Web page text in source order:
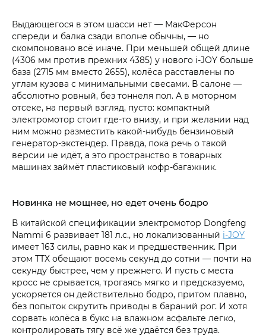
Выдающегося в этом шасси нет — МакФерсон
спереди и балка сзади вполне обычны, — но
скомпоновано всё иначе. При меньшей общей длине
(4306 мм против прежних 4385) у нового i‑JOY больше
база (2715 мм вместо 2655), колёса расставлены по
углам кузова с минимальными свесами. В салоне —
абсолютно ровный, без тоннеля пол. А в моторном
отсеке, на первый взгляд, пусто: компактный
электромотор стоит где-то внизу, и при желании над
ним можно разместить какой-нибудь бензиновый
генератор-экстендер. Правда, пока речь о такой
версии не идёт, а это пространство в товарных
машинах займёт пластиковый кофр-багажник.
Новинка не мощнее, но едет очень бодро
В китайской спецификации электромотор Dongfeng
Nammi 6 развивает 181 л.с., но локализованный i‑JOY
имеет 163 силы, равно как и предшественник. При
этом ТТХ обещают восемь секунд до сотни — почти на
секунду быстрее, чем у прежнего. И пусть с места
кросс не срывается, трогаясь мягко и предсказуемо,
ускоряется он действительно бодро, притом плавно,
без попыток скрутить приводы в бараний рог. И хотя
сорвать колёса в букс на влажном асфальте легко,
контролировать тягу всё же удаётся без труда.